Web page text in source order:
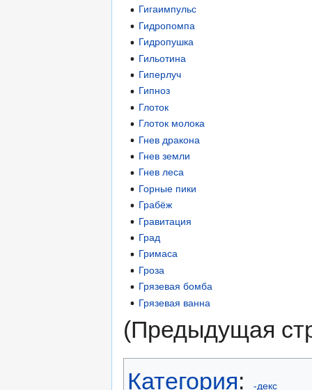
Гигаимпульс
Гидропомпа
Гидропушка
Гильотина
Гиперлуч
Гипноз
Глоток
Глоток молока
Гнев дракона
Гнев земли
Гнев леса
Горные пики
Грабёж
Гравитация
Град
Гримаса
Гроза
Грязевая бомба
Грязевая ванна
(Предыдущая
Категория: -декс